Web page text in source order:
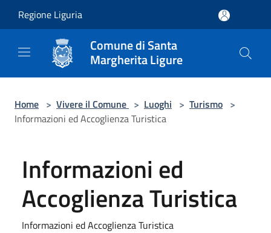
Regione Liguria
Comune di Santa
Margherita Ligure
Home > Vivere il Comune > Luoghi > Turismo >
Informazioni ed Accoglienza Turistica
Informazioni ed
Accoglienza Turistica
Informazioni ed Accoglienza Turistica